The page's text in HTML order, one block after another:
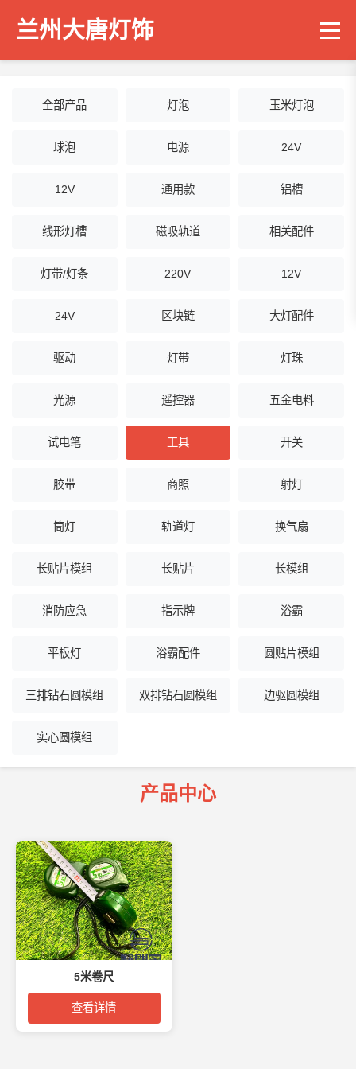
兰州大唐灯饰
全部产品 灯泡 玉米灯泡
球泡 电源 24V
12V 通用款 铝槽
线形灯槽 磁吸轨道 相关配件
灯带/灯条 220V 12V
24V 区块链 大灯配件
驱动 灯带 灯珠
光源 遥控器 五金电料
试电笔 工具 开关
胶带 商照 射灯
筒灯 轨道灯 换气扇
长贴片模组 长贴片 长模组
消防应急 指示牌 浴霸
平板灯 浴霸配件 圆贴片模组
三排钻石圆模组 双排钻石圆模组 边驱圆模组
实心圆模组
产品中心
5米卷尺
查看详情